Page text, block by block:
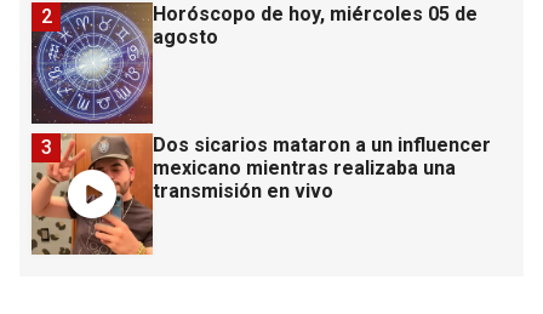
Horóscopo de hoy, miércoles 05 de
agosto
2
Dos sicarios mataron a un influencer
mexicano mientras realizaba una
transmisión en vivo
3